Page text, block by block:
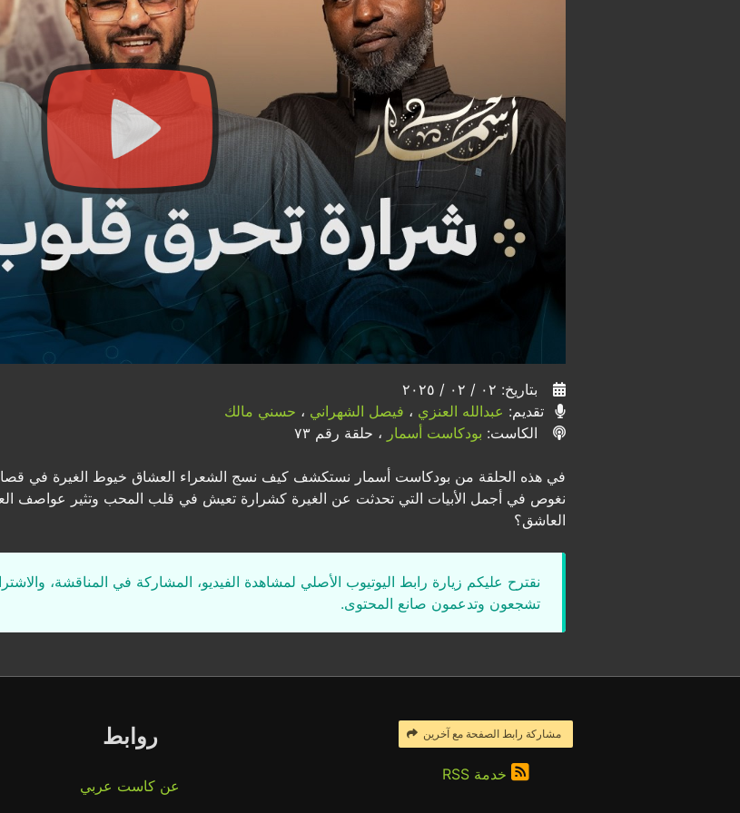
بتاريخ: ٠٢ / ٠٢ / ٢٠٢٥
تقديم: عبدالله العنزي ، فيصل الشهراني ، حسني مالك
الكاست: بودكاست أسمار ، حلقة رقم ٧٣
في هذه الحلقة من بودكاست أسمار نستكشف كيف نسج الشعراء العشاق خيوط الغيرة في
نغوص في أجمل الأبيات التي تحدثت عن الغيرة كشرارة تعيش في قلب المحب وتثير عواصف
العاشق؟
نقترح عليكم زيارة رابط اليوتيوب الأصلي لمشاهدة الفيديو، المشاركة في المناقشة،
تشجعون وتدعمون صانع المحتوى.
مشاركة رابط الصفحة مع آخرين
خدمة RSS
روابط
عن كاست عربي